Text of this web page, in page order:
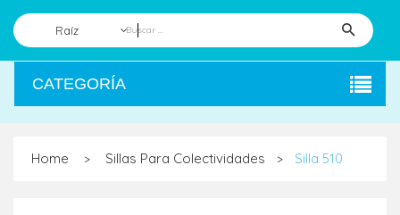
Raíz
CATEGORÍA
Home > Sillas Para Colectividades > Silla 510